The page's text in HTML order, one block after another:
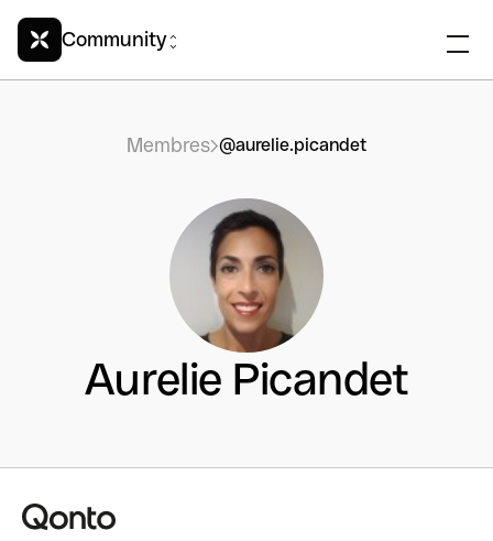
Community
Membres @aurelie.picandet
Aurelie Picandet